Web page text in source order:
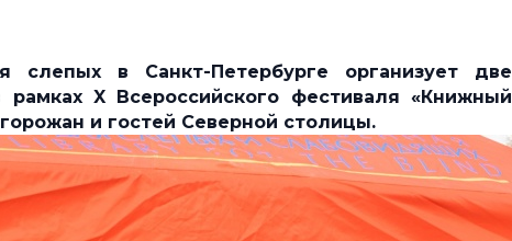
в Санкт-Петербурге организует две
X Всероссийского фестиваля «Книжный
и гостей Северной столицы.